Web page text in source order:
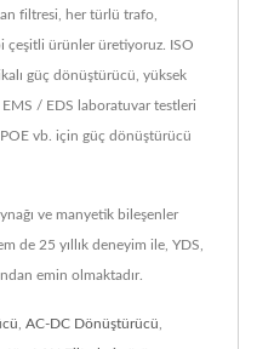
filtresi, her türlü trafo,
çeşitli ürünler üretiyoruz. ISO
güç dönüştürücü, yüksek
/ EDS laboratuvar testleri
vb. için güç dönüştürücü
ve manyetik bileşenler
de 25 yıllık deneyim ile, YDS,
emin olmaktadır.
AC-DC Dönüştürücü